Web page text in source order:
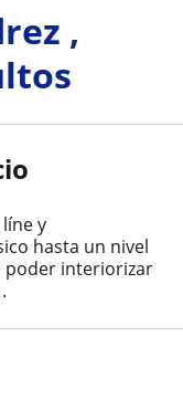
,
y
hasta un nivel
poder interiorizar